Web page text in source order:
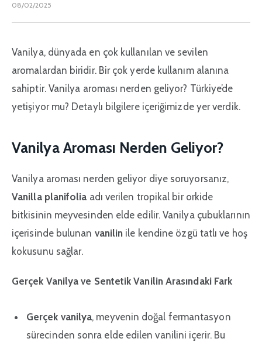
08/02/2025
Vanilya, dünyada en çok kullanılan ve sevilen
aromalardan biridir. Bir çok yerde kullanım alanına
sahiptir. Vanilya aroması nerden geliyor? Türkiye’de
yetişiyor mu? Detaylı bilgilere içeriğimizde yer verdik.
Vanilya Aroması Nerden Geliyor?
Vanilya aroması nerden geliyor diye soruyorsanız,
Vanilla planifolia adı verilen tropikal bir orkide
bitkisinin meyvesinden elde edilir. Vanilya çubuklarının
içerisinde bulunan vanilin ile kendine özgü tatlı ve hoş
kokusunu sağlar.
Gerçek Vanilya ve Sentetik Vanilin Arasındaki Fark
Gerçek vanilya, meyvenin doğal fermantasyon
sürecinden sonra elde edilen vanilini içerir. Bu